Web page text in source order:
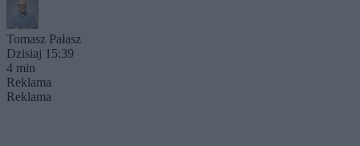
Tomasz Pałasz
Dzisiaj 15:39
4 min
Reklama
Reklama